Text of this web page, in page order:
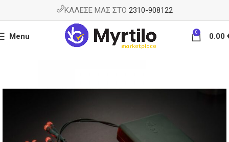
ΚΑΛΕΣΕ ΜΑΣ ΣΤΟ 2310-908122
Menu 0 0.00